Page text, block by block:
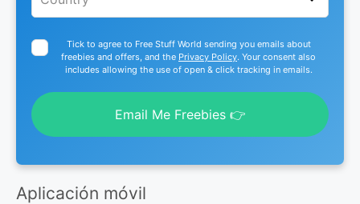
Tick to agree to Free Stuff World sending you emails about
freebies and offers, and the Privacy Policy. Your consent also
includes allowing the use of open & click tracking in emails.
Email Me Freebies 👉
Aplicación móvil